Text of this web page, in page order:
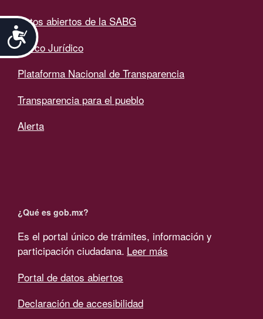
Accesibilidad
Datos abiertos de la SABG
Marco Jurídico
Plataforma Nacional de Transparencia
Transparencia para el pueblo
Alerta
¿Qué es gob.mx?
Es el portal único de trámites, información y
participación ciudadana. Leer más
Portal de datos abiertos
Declaración de accesibilidad